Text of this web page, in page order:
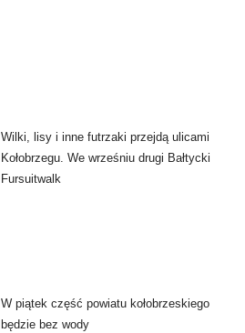
Wilki, lisy i inne futrzaki przejdą ulicami
Kołobrzegu. We wrześniu drugi Bałtycki
Fursuitwalk
W piątek część powiatu kołobrzeskiego
będzie bez wody